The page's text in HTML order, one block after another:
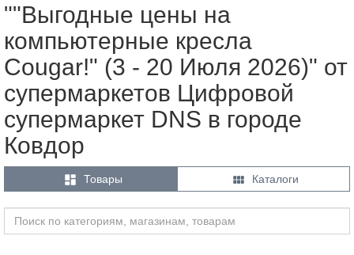
""Выгодные цены на
компьютерные кресла
Cougar!" (3 - 20 Июля 2026)" от
супермаркетов Цифровой
супермаркет DNS в городе
Ковдор
 Товары  Каталоги